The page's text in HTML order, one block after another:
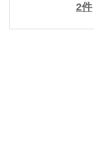
2件